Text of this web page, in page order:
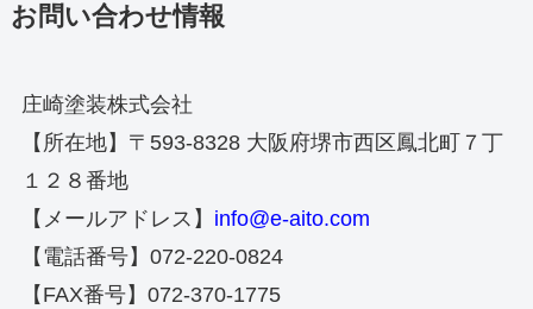
お問い合わせ情報
庄崎塗装株式会社
【所在地】〒593-8328 大阪府堺市西区鳳北町７丁
１２８番地
【メールアドレス】 info@e-aito.com
【電話番号】072-220-0824
【FAX番号】072-370-1775